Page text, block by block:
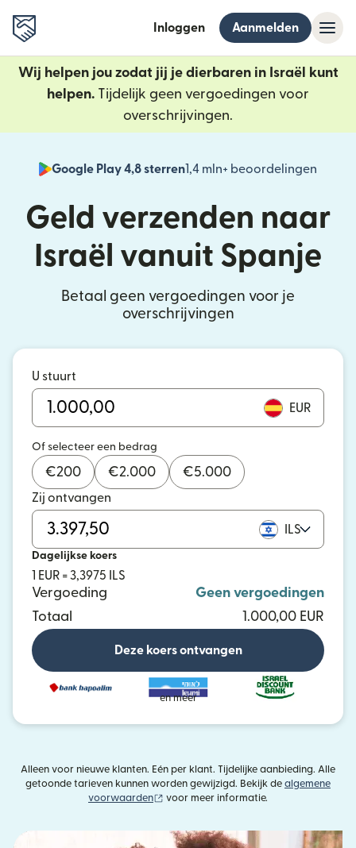
Inloggen Aanmelden
Wij helpen jou zodat jij je dierbaren in Israël kunt
helpen. Tijdelijk geen vergoedingen voor
overschrijvingen.
Google Play 4,8 sterren1,4 mln+ beoordelingen
Geld verzenden naar
Israël vanuit Spanje
Betaal geen vergoedingen voor je
overschrijvingen
U stuurt
EUR
Of selecteer een bedrag
€200 €2.000 €5.000
Zij ontvangen
ILS
Dagelijkse koers
1 EUR = 3,3975 ILS
Vergoeding
Geen vergoedingen
Totaal
1.000,00 EUR
Deze koers ontvangen
en meer
Alleen voor nieuwe klanten. Eén per klant. Tijdelijke aanbieding. Alle
getoonde tarieven kunnen worden gewijzigd. Bekijk de algemene
voorwaarden
(wordt geopend in een nieuw venster)
voor meer informatie.